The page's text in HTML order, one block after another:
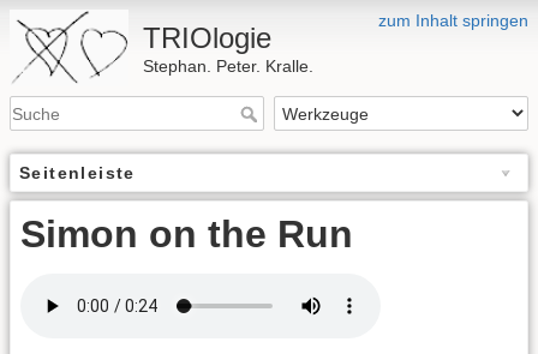
zum Inhalt springen
TRIOlogie
Stephan. Peter. Kralle.
Seitenleiste
Simon on the Run